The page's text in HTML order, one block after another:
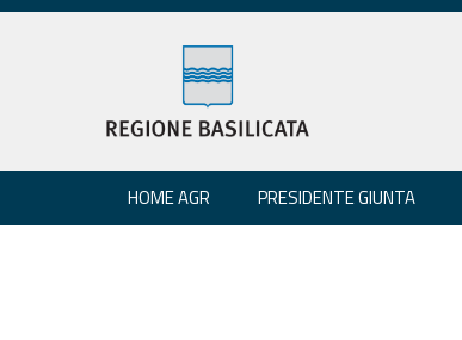
HOME AGR PRESIDENTE GIUNTA